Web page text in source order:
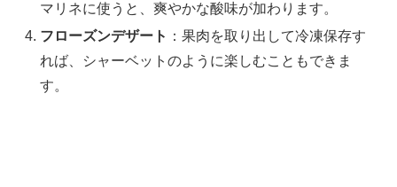
マリネに使うと、爽やかな酸味が加わります。
フローズンデザート ：果肉を取り出して冷凍保存す
れば、シャーベットのように楽しむこともできま
す。